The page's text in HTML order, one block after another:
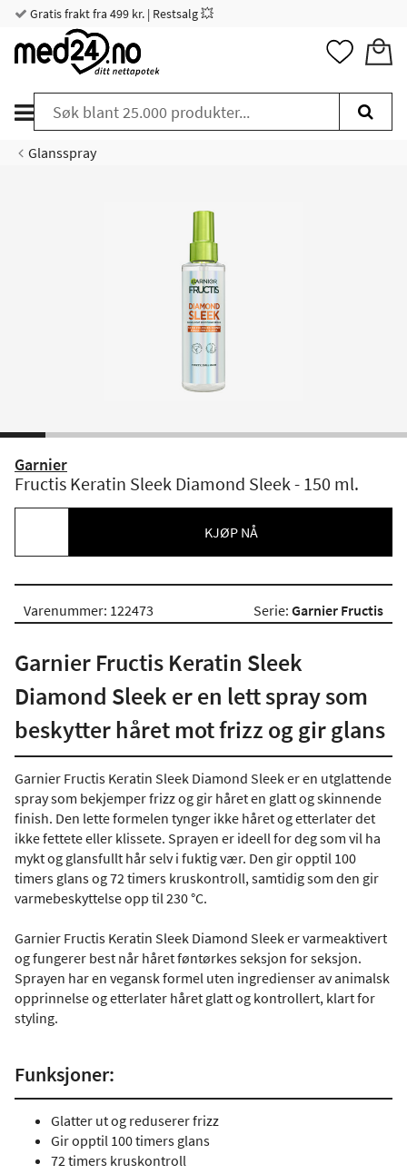
Gratis frakt fra 499 kr. | Restsalg 💥
Glansspray
Garnier
Fructis Keratin Sleek Diamond Sleek - 150 ml.
KJØP NÅ
Varenummer: 122473 Serie: Garnier Fructis
Garnier Fructis Keratin Sleek
Diamond Sleek er en lett spray som
beskytter håret mot frizz og gir glans
Garnier Fructis Keratin Sleek Diamond Sleek er en utglattende
spray som bekjemper frizz og gir håret en glatt og skinnende
finish. Den lette formelen tynger ikke håret og etterlater det
ikke fettete eller klissete. Sprayen er ideell for deg som vil ha
mykt og glansfullt hår selv i fuktig vær. Den gir opptil 100
timers glans og 72 timers kruskontroll, samtidig som den gir
varmebeskyttelse opp til 230 °C.
Garnier Fructis Keratin Sleek Diamond Sleek er varmeaktivert
og fungerer best når håret føntørkes seksjon for seksjon.
Sprayen har en vegansk formel uten ingredienser av animalsk
opprinnelse og etterlater håret glatt og kontrollert, klart for
styling.
Funksjoner:
Glatter ut og reduserer frizz
Gir opptil 100 timers glans
72 timers kruskontroll